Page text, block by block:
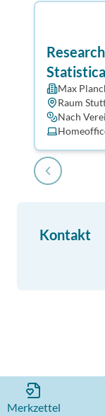
Max
Raum
Nach
Kontakt
Merkzettel